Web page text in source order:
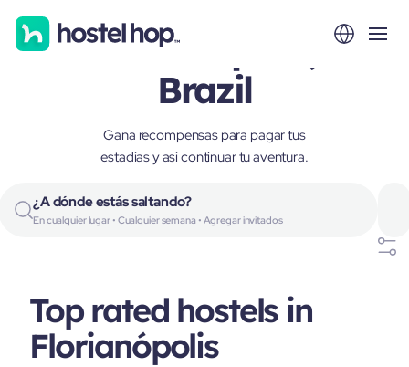
Florianópolis,
Brazil
Gana recompensas para pagar tus
estadías y así continuar tu aventura.
¿A dónde estás saltando?
En cualquier lugar • Cualquier semana • Agregar invitados
Top rated hostels in
Florianópolis